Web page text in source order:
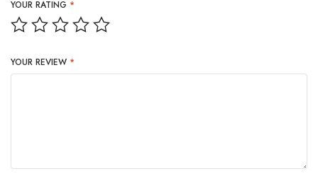
YOUR RATING *
YOUR REVIEW *